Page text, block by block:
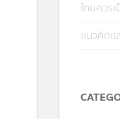
ไทยควร
แนวคิดแ